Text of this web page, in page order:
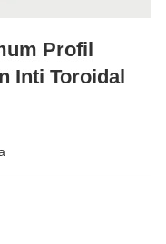
Profil
Inti Toroidal